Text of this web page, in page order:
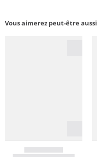
Vous aimerez peut-être aussi